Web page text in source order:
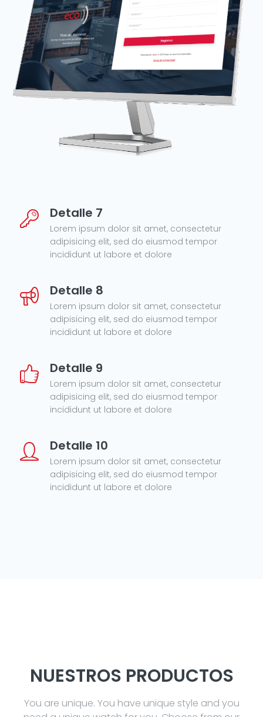
Detalle 7
Lorem ipsum dolor sit amet, consectetur
adipisicing elit, sed do eiusmod tempor
incididunt ut labore et dolore
Detalle 8
Lorem ipsum dolor sit amet, consectetur
adipisicing elit, sed do eiusmod tempor
incididunt ut labore et dolore
Detalle 9
Lorem ipsum dolor sit amet, consectetur
adipisicing elit, sed do eiusmod tempor
incididunt ut labore et dolore
Detalle 10
Lorem ipsum dolor sit amet, consectetur
adipisicing elit, sed do eiusmod tempor
incididunt ut labore et dolore
NUESTROS PRODUCTOS
You are unique. You have unique style and you